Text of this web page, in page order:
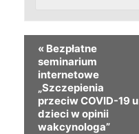
« Bezpłatne
seminarium
internetowe
„Szczepienia
przeciw COVID-19 u
dzieci w opinii
wakcynologa”